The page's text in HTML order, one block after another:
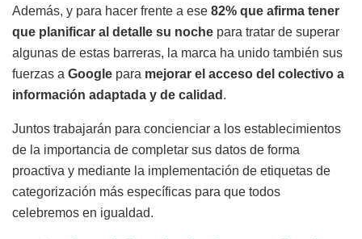
Además, y para hacer frente a ese 82% que afirma tener
que planificar al detalle su noche para tratar de superar
algunas de estas barreras, la marca ha unido también sus
fuerzas a Google para mejorar el acceso del colectivo a
información adaptada y de calidad .
Juntos trabajarán para concienciar a los establecimientos
de la importancia de completar sus datos de forma
proactiva y mediante la implementación de etiquetas de
categorización más específicas para que todos
celebremos en igualdad.